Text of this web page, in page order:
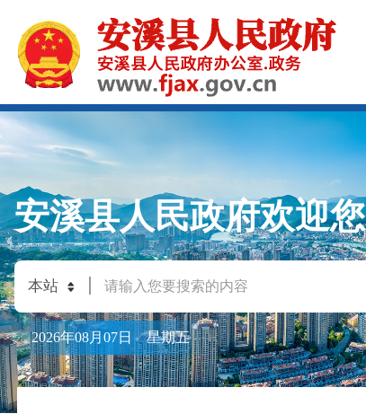
安溪县人民政府欢迎您
2026年08月07日 星期五